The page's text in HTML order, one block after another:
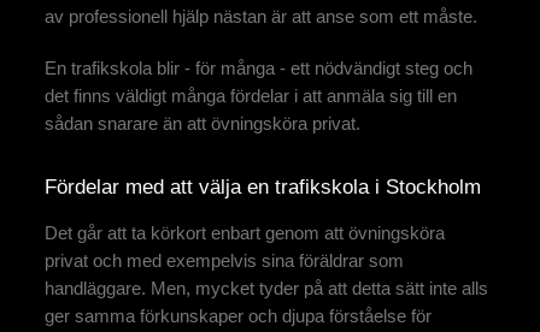
av professionell hjälp nästan är att anse som ett måste.
En trafikskola blir - för många - ett nödvändigt steg och
det finns väldigt många fördelar i att anmäla sig till en
sådan snarare än att övningsköra privat.
Fördelar med att välja en trafikskola i Stockholm
Det går att ta körkort enbart genom att övningsköra
privat och med exempelvis sina föräldrar som
handläggare. Men, mycket tyder på att detta sätt inte alls
ger samma förkunskaper och djupa förståelse för